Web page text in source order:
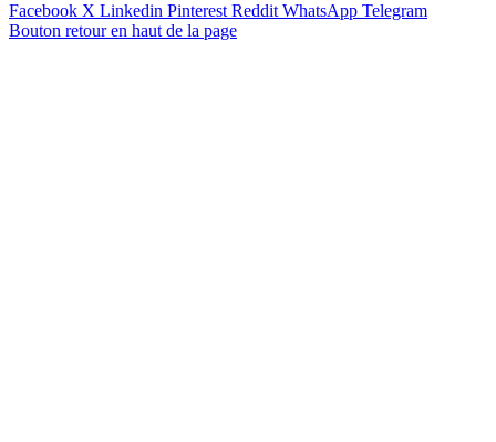
Facebook X Linkedin Pinterest Reddit WhatsApp Telegram
Bouton retour en haut de la page